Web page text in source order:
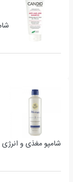
شامپو مغذی و انرژی بخش 1 پوست سر